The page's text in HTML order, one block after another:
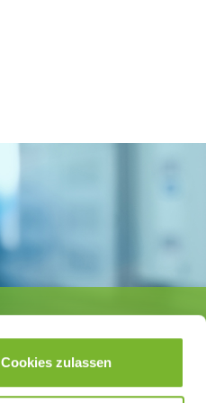
Cookies zulassen